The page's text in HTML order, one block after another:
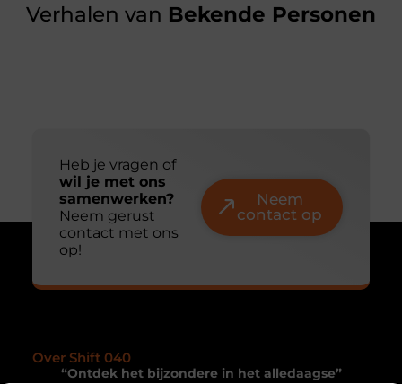
Verhalen van Bekende Personen
Heb je vragen of
wil je met ons
samenwerken?
Neem gerust
contact met ons
op!
Neem
contact op
Over Shift 040
“Ontdek het bijzondere in het alledaagse”